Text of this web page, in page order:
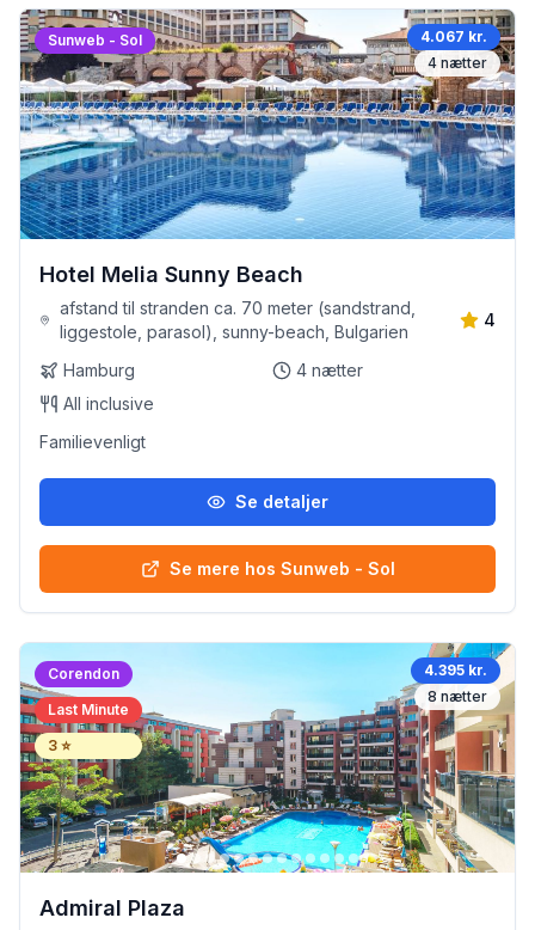
Sunweb - Sol
4.067 kr.
4 nætter
Hotel Melia Sunny Beach
afstand til stranden ca. 70 meter (sandstrand,
liggestole, parasol), sunny-beach, Bulgarien
4
Hamburg 4 nætter
All inclusive
Familievenligt
Se detaljer
Se mere hos Sunweb - Sol
Corendon
Last Minute
3 ⭐
4.395 kr.
8 nætter
Admiral Plaza